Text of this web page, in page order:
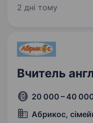
ви встигнете
2 дні тому
Вчитель
20 000 – 40
Абрикос,